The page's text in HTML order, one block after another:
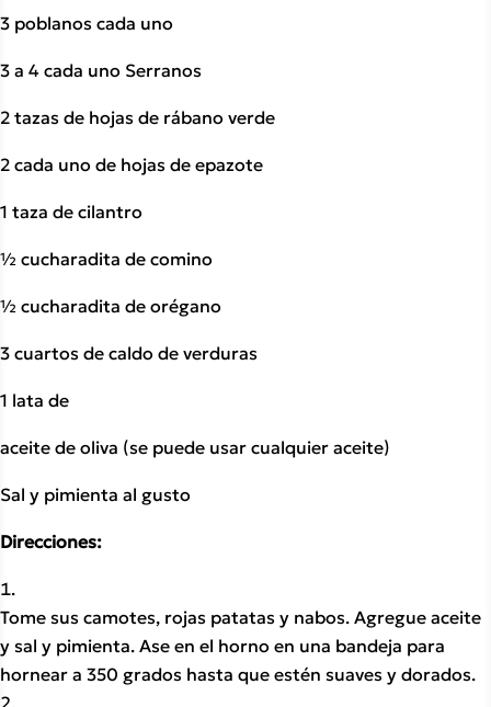
3 poblanos cada uno
3 a 4 cada uno Serranos
2 tazas de hojas de rábano verde
2 cada uno de hojas de epazote
1 taza de cilantro
½ cucharadita de comino
½ cucharadita de orégano
3 cuartos de caldo de verduras
1 lata de
aceite de oliva (se puede usar cualquier aceite)
Sal y pimienta al gusto
Direcciones:
Tome sus camotes, rojas patatas y nabos. Agregue aceite
y sal y pimienta. Ase en el horno en una bandeja para
hornear a 350 grados hasta que estén suaves y dorados.